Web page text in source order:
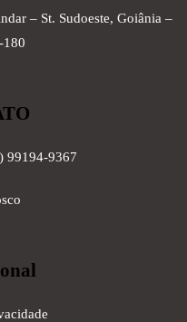
– St. Sudoeste, Goiânia –
180
99194-9367